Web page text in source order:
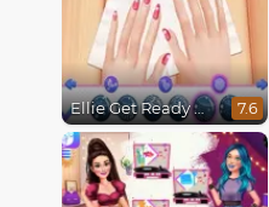
Ellie Get Ready With Me 2 7.6